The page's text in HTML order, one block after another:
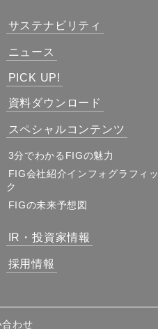
サステナビリティ
ニュース
PICK UP!
資料ダウンロード
スペシャルコンテンツ
3分でわかるFIGの魅力
FIG会社紹介インフォグラフィッ
ク
FIGの未来予想図
IR・投資家情報
採用情報
合わせ